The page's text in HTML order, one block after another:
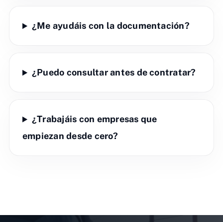
¿Me ayudáis con la documentación?
¿Puedo consultar antes de contratar?
¿Trabajáis con empresas que
empiezan desde cero?